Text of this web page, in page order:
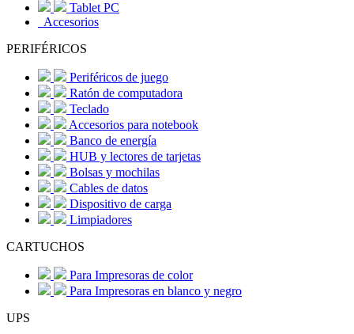
Tablet PC
Accesorios
PERIFÉRICOS
Periféricos de juego
Ratón de computadora
Teclado
Accesorios para notebook
Banco de energía
HUB y lectores de tarjetas
Bolsas y mochilas
Cables de datos
Dispositivo de carga
Limpiadores
CARTUCHOS
Para Impresoras de color
Para Impresoras en blanco y negro
UPS